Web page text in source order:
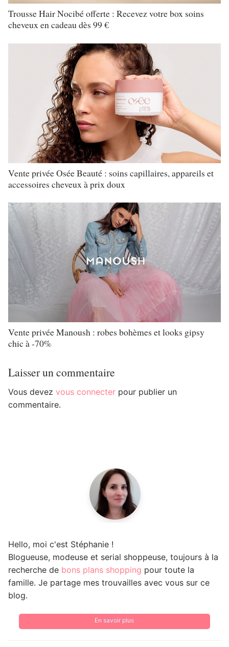
Trousse Hair Nocibé offerte : Recevez votre box soins
cheveux en cadeau dès 99 €
Vente privée Osée Beauté : soins capillaires, appareils et
accessoires cheveux à prix doux
Vente privée Manoush : robes bohèmes et looks gipsy
chic à -70%
Laisser un commentaire
Vous devez vous connecter pour publier un
commentaire.
Hello, moi c'est Stéphanie !
Blogueuse, modeuse et serial shoppeuse, toujours à la
recherche de bons plans shopping pour toute la
famille. Je partage mes trouvailles avec vous sur ce
blog.
En savoir plus